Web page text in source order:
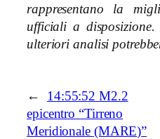
rappresentano la
ufficiali a
ulteriori analisi
←
14:55:52 M2.2
epicentro “Tirreno
Meridionale (MARE)”